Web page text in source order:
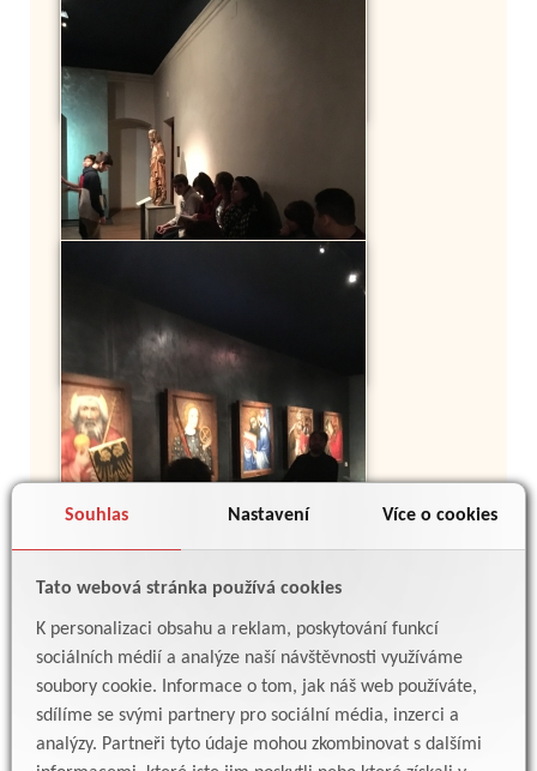
Souhlas Nastavení Více o cookies
Tato webová stránka používá cookies
K personalizaci obsahu a reklam, poskytování funkcí
sociálních médií a analýze naší návštěvnosti využíváme
soubory cookie. Informace o tom, jak náš web používáte,
sdílíme se svými partnery pro sociální média, inzerci a
analýzy. Partneři tyto údaje mohou zkombinovat s dalšími